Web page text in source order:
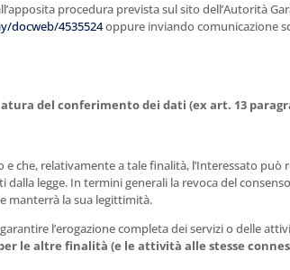
procedura prevista sul sito dell’Autorità
docweb/4535524oppure inviando comunicazione
del conferimento dei dati (ex art. 13
che, relativamente a tale finalità, l’Interessato
legge. In termini generali la revoca del
manterrà la sua legittimità.
l’erogazione completa dei servizi o delle
le altre finalità (e le attività alle stesse